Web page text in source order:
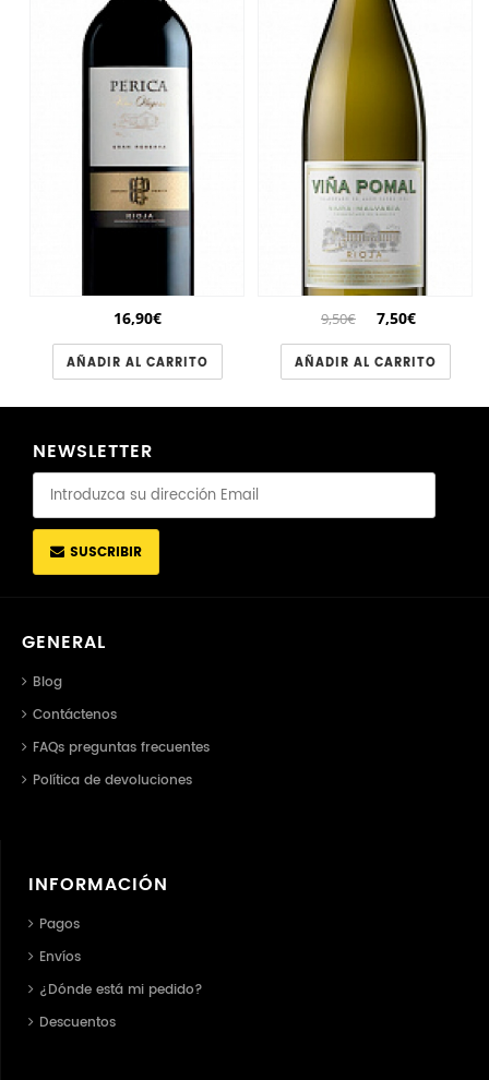
16,90€
AÑADIR AL CARRITO
9,50€ 7,50€
AÑADIR AL CARRITO
NEWSLETTER
SUSCRIBIR
GENERAL
Blog
Contáctenos
FAQs preguntas frecuentes
Política de devoluciones
INFORMACIÓN
Pagos
Envíos
¿Dónde está mi pedido?
Descuentos